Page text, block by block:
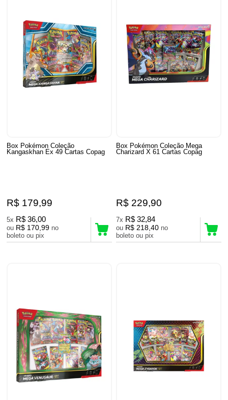
Box Pokémon Coleção
Kangaskhan Ex 49 Cartas Copag
R$ 179,99
5x R$ 36,00
ou R$ 170,99 no
boleto ou pix
Box Pokémon Coleção Mega
Charizard X 61 Cartas Copag
R$ 229,90
7x R$ 32,84
ou R$ 218,40 no
boleto ou pix